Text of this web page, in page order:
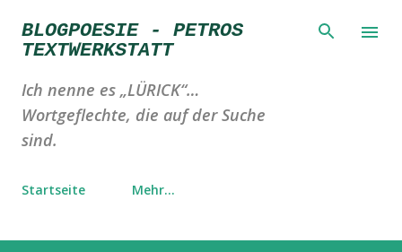
Direkt zum Hauptbereich
BLOGPOESIE - PETROS
TEXTWERKSTATT
Ich nenne es „LÜRICK“…
Wortgeflechte, die auf der Suche
sind.
Startseite Mehr…